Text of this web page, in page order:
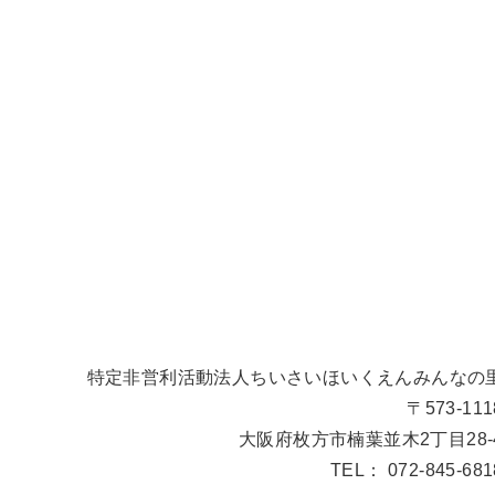
特定非営利活動法人ちいさいほいくえんみんなの
〒573-
大阪府枚方市楠葉並木2丁目
TEL： 072-845-